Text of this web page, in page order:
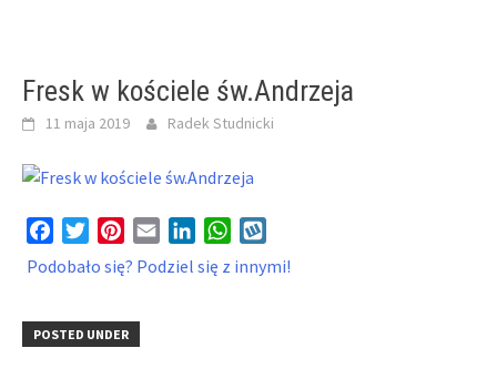
Fresk w kościele św.Andrzeja
11 maja 2019 Radek Studnicki
FacebookTwitterPinterest
Email LinkedInWhatsApp
Podobało się? Podziel się z innymi!
POSTED UNDER